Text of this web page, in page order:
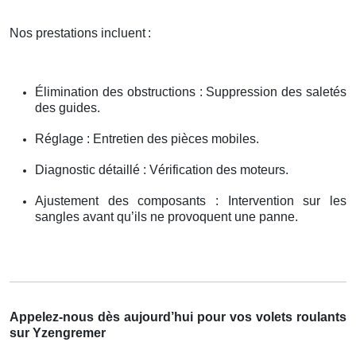
Nos prestations incluent :
Élimination des obstructions : Suppression des saletés
des guides.
Réglage : Entretien des pièces mobiles.
Diagnostic détaillé : Vérification des moteurs.
Ajustement des composants : Intervention sur les
sangles avant qu’ils ne provoquent une panne.
Appelez-nous dès aujourd’hui pour vos volets roulants
sur Yzengremer